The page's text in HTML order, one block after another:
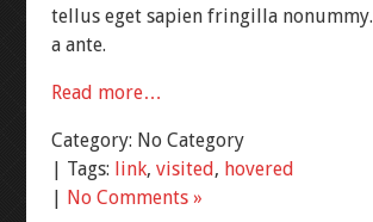
tellus eget sapien fringilla nonummy.
a ante.
Read more…
Category: No Category
| Tags: link, visited, hovered
| No Comments »